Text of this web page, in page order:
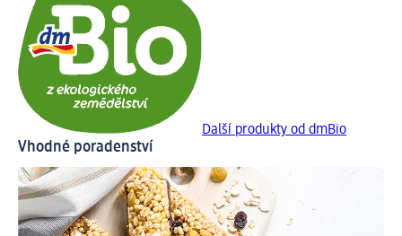
Další produkty od dmBio
Vhodné poradenství